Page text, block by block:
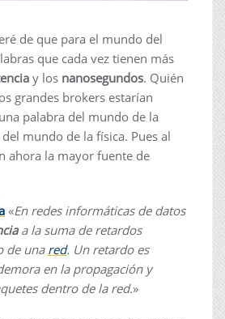
de que para el mundo del
que cada vez tienen más
y los nanosegundos. Quién
grandes brokers estarían
palabra del mundo de la
mundo de la física. Pues al
ahora la mayor fuente de
«En redes informáticas de datos
a la suma de retardos
de una red. Un retardo es
en la propagación y
dentro de la red.»